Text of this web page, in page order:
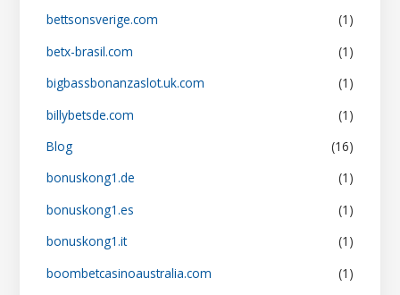
bettsonsverige.com
(1)
betx-brasil.com
(1)
bigbassbonanzaslot.uk.com
(1)
billybetsde.com
(1)
Blog
(16)
bonuskong1.de
(1)
bonuskong1.es
(1)
bonuskong1.it
(1)
boombetcasinoaustralia.com
(1)